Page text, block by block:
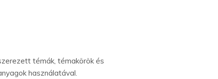
témák, témakörök és
használatával.